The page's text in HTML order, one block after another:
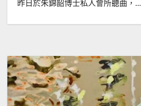
昨日於朱錦韶博士私人會所聽曲，...